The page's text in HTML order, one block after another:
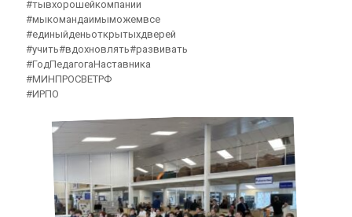
#тывхорошейкомпании
#мыкомандаимыможемвсе
#единыйденьоткрытыхдверей
#учить#вдохновлять#развивать
#ГодПедагогаНаставника
#МИНПРОСВЕТРФ
#ИРПО